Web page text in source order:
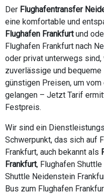
Der Flughafentransfer
eine komfortable und
Flughafen Frankfurtund
Flughafen Frankfurt nach
oder privat unterwegs
zuverlässige und
günstigen Preisen, um
gelangen – Jetzt Tarif
Festpreis.
Wir sind ein
Schwerpunkt, das sich auf
Frankfurt, auch bekannt als
Frankfurt, Flughafen
Shuttle Neidenstein
Bus zum Flughafen